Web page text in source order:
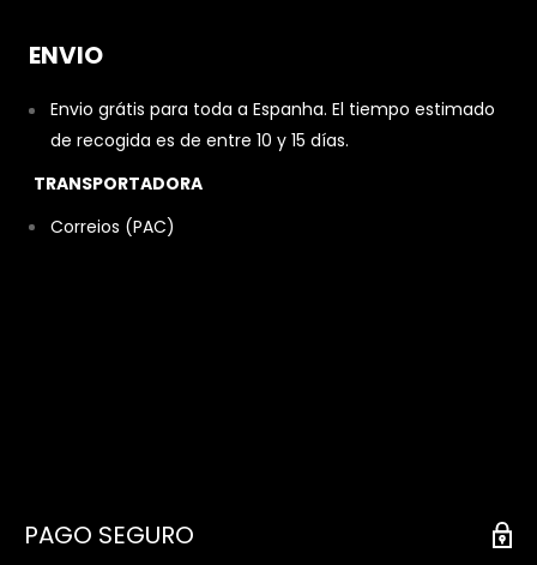
ENVIO
Envio grátis para toda a Espanha. El tiempo estimado
de recogida es de entre 10 y 15 días.
TRANSPORTADORA
Correios (PAC)
PAGO SEGURO